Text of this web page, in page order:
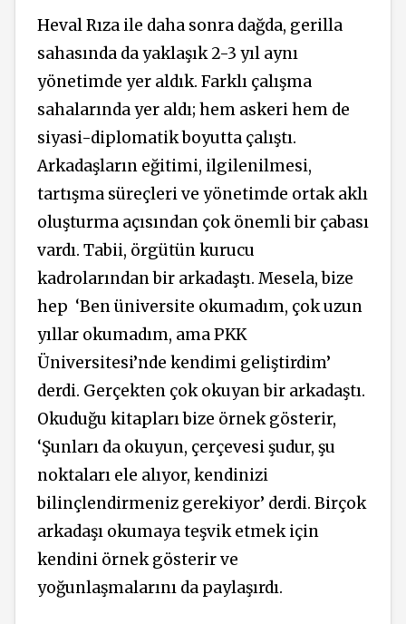
Heval Rıza ile daha sonra dağda, gerilla
sahasında da yaklaşık 2-3 yıl aynı
yönetimde yer aldık. Farklı çalışma
sahalarında yer aldı; hem askeri hem de
siyasi-diplomatik boyutta çalıştı.
Arkadaşların eğitimi, ilgilenilmesi,
tartışma süreçleri ve yönetimde ortak aklı
oluşturma açısından çok önemli bir çabası
vardı. Tabii, örgütün kurucu
kadrolarından bir arkadaştı. Mesela, bize
hep ‘Ben üniversite okumadım, çok uzun
yıllar okumadım, ama PKK
Üniversitesi’nde kendimi geliştirdim’
derdi. Gerçekten çok okuyan bir arkadaştı.
Okuduğu kitapları bize örnek gösterir,
‘Şunları da okuyun, çerçevesi şudur, şu
noktaları ele alıyor, kendinizi
bilinçlendirmeniz gerekiyor’ derdi. Birçok
arkadaşı okumaya teşvik etmek için
kendini örnek gösterir ve
yoğunlaşmalarını da paylaşırdı.